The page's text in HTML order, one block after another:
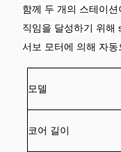
함께 두 개의 스테이
직임을 달성하기 위해
서보 모터에 의해 자동
모델
코어 길이